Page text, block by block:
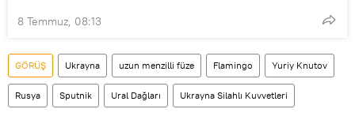
8 Temmuz, 08:13
GÖRÜŞ Ukrayna uzun menzilli füze Flamingo Yuriy Knutov
Rusya Sputnik Ural Dağları Ukrayna Silahlı Kuvvetleri